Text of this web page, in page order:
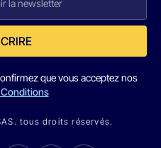
que vous acceptez nos
tous droits réservés.